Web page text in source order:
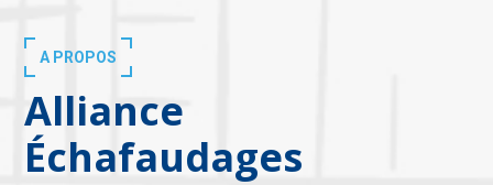
A PROPOS
Alliance
Échafaudages